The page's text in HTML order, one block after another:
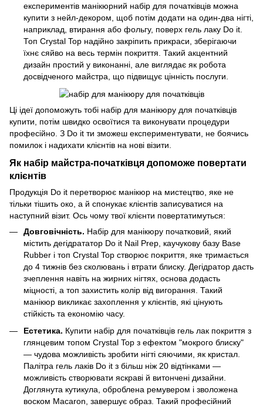
експериментів манікюрний набір для початківців можна
купити з нейл-декором, щоб потім додати на один-два нігті,
наприклад, втирання або фольгу, поверх гель лаку Do it.
Топ Crystal Top надійно закріпить прикраси, зберігаючи
їхнє сяйво на весь термін покриття. Такий акцентний
дизайн простий у виконанні, але виглядає як робота
досвідченого майстра, що підвищує цінність послуги.
Ці ідеї допоможуть тобі набір для манікюру для початківців
купити, потім швидко освоїтися та виконувати процедури
професійно. З Do it ти зможеш експериментувати, не боячись
помилок і надихати клієнтів на нові візити.
Як набір майстра-початківця допоможе повертати
клієнтів
Продукція Do it перетворює манікюр на мистецтво, яке не
тільки тішить око, а й спонукає клієнтів записуватися на
наступний візит. Ось чому твої клієнти повертатимуться:
Довговічність. Набір для манікюру початковий, який
містить дегідрататор Do it Nail Prep, каучукову базу Base
Rubber і топ Crystal Top створює покриття, яке тримається
до 4 тижнів без сколювань і втрати блиску. Дегідратор дасть
зчеплення навіть на жирних нігтях, основа додасть
міцності, а топ захистить колір від вигорання. Такий
манікюр викликає захоплення у клієнтів, які цінують
стійкість та економію часу.
Естетика. Купити набір для початківців гель лак покриття з
глянцевим топом Crystal Top з ефектом "мокрого блиску"
— чудова можливість зробити нігті сяючими, як кристал.
Палітра гель лаків Do it з більш ніж 20 відтінками —
можливість створювати яскраві й витончені дизайни.
Доглянута кутикула, оброблена ремувером і зволожена
воском Macaron, завершує образ. Такий професійний